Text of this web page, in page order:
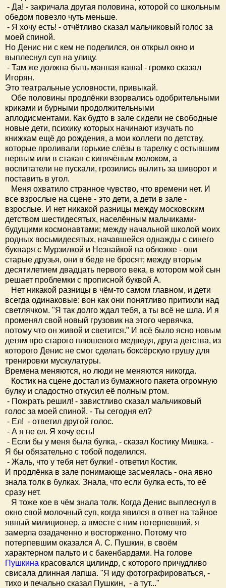
- Да! - закричала другая половина, которой со школьным
обедом повезло чуть меньше.
- Я хочу есть! - отчётливо сказал мальчиковый голос за
моей спиной.
Но Денис ни с кем не поделился, он открыл окно и
выплеснул суп на улицу.
- Там же должна быть манная каша! - громко сказал
Игорян.
Это театральные условности, привыкай.
Обе половины продлёнки взорвались одобрительными
криками и бурными продолжительными
аплодисментами. Как будто в зале сидели не свободные
новые дети, психику которых начинают изучать по
книжкам ещё до рождения, а мои коллеги по детству,
которые проливали горькие слёзы в тарелку с остывшим
первым или в стакан с кипячёным молоком, а
воспитатели не пускали, грозились вылить за шиворот и
поставить в угол.
Меня охватило странное чувство, что времени нет. И
все взрослые на сцене - это дети, а дети в зале -
взрослые. И нет никакой разницы между московским
детством шестидесятых, населённым мальчиками-
будущими космонавтами; между начальной школой моих
родных восьмидесятых, начавшейся однажды с синего
букваря с Мурзилкой и Незнайкой на обложке - они
старые друзья, они в беде не бросят; между вторым
десятилетием двадцать первого века, в котором мой сын
решает проблемки с прописной буквой А.
Нет никакой разницы в чём-то самом главном, и дети
всегда одинаковые: вон как они понятливо притихли над
светлячком. "Я так долго ждал тебя, а ты всё не шла. И я
променял свой новый грузовик на этого червячка,
потому что он живой и светится." И всё было ясно новым
детям про старого плюшевого медведя, друга детства, из
которого Денис не смог сделать боксёрскую грушу для
тренировки мускулатуры.
Времена меняются, но люди не меняются никогда.
Костик на сцене достал из бумажного пакета огромную
булку и сладостно откусил её полным ртом.
- Пожрать решил! - завистливо сказал мальчиковый
голос за моей спиной. - Ты сегодня ел?
- Ел! - ответил другой голос.
- А я не ел. Я хочу есть!
- Если бы у меня была булка, - сказал Костику Мишка. -
Я бы обязательно с тобой поделился.
- Жаль, что у тебя нет булки! - ответил Костик.
И продлёнка в зале понимающе засмеялась - она явно
знала толк в булках. Знала, что если булка есть, то её
сразу нет.
Я тоже кое в чём знала толк. Когда Денис выплеснул в
окно свой молочный суп, когда явился в ответ на тайное
явный милиционер, а вместе с ним потерпевший, я
замерла озадаченно и восторженно. Потому что
потерпевшим оказался А. С. Пушкин, в своём
характерном пальто и с бакенбардами. На голове
Пушкина красовался цилиндр, с которого причудливо
свисала длинная лапша. "Я иду фотографироваться, -
тихо и печально сказал Пушкин, - а тут..."